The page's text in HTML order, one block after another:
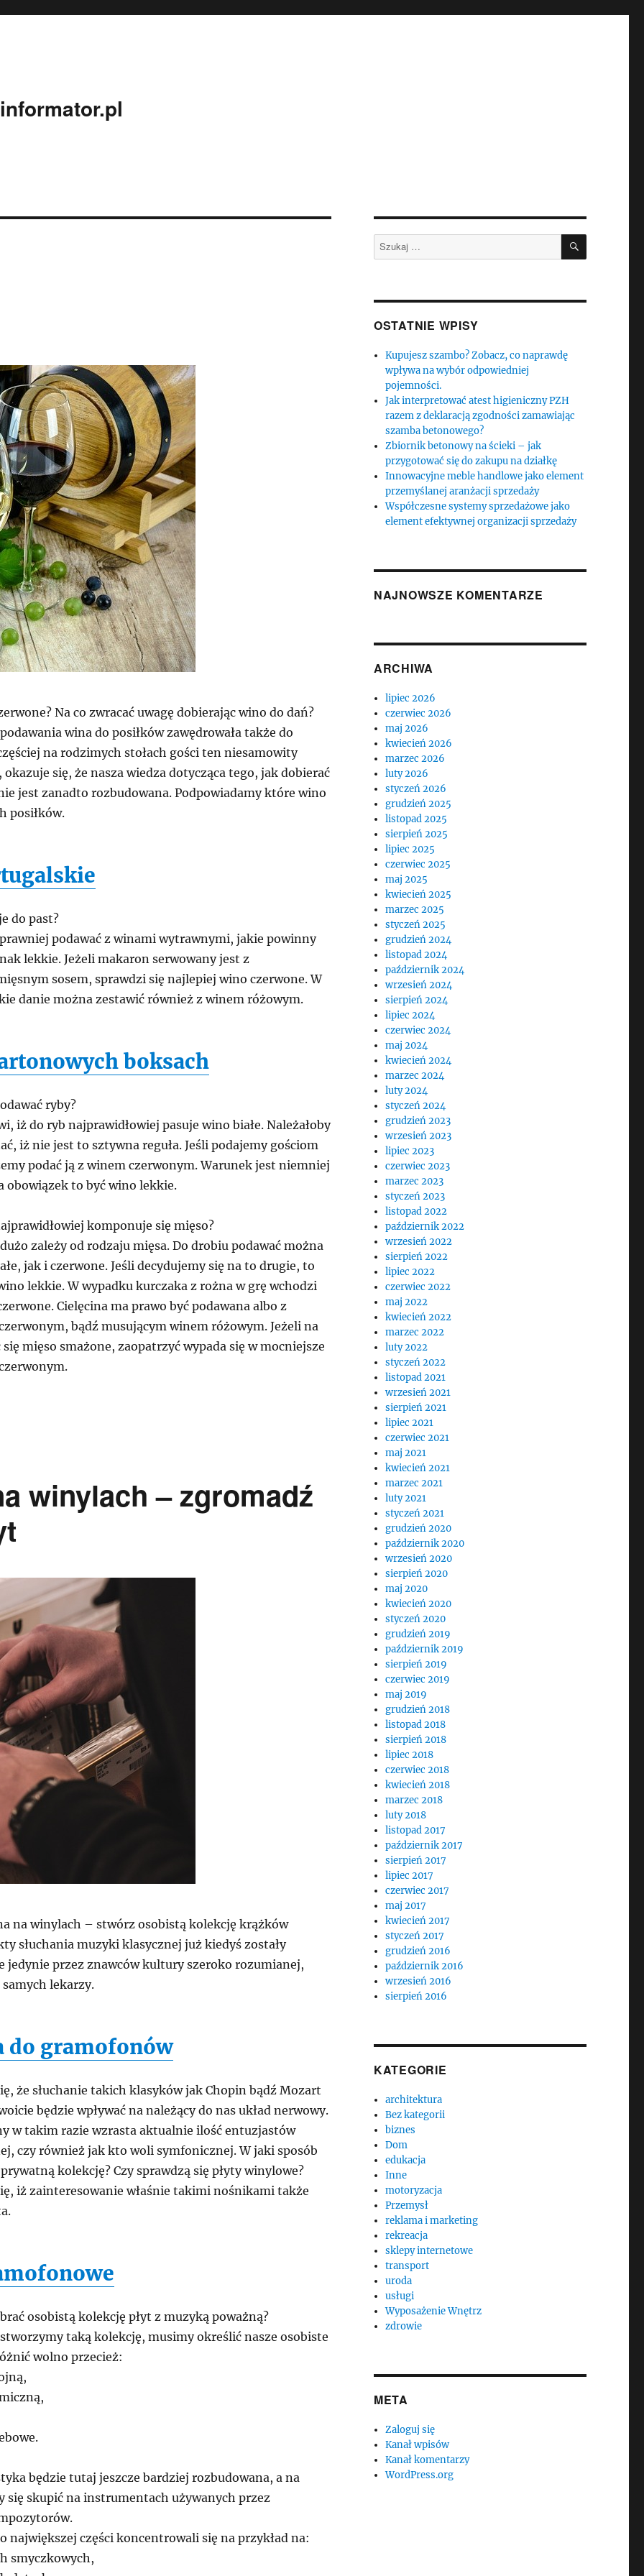
Na co zwracać uwagę dobierając wino do dań?
wina do posiłków zawędrowała także do
na rodzimych stołach gości ten niesamowity
się, że nasza wiedza dotycząca tego, jak dobierać
jest zanadto rozbudowana. Podpowiadamy które wino
posiłków.
do past?
podawać z winami wytrawnymi, jakie powinny
lekkie. Jeżeli makaron serwowany jest z
sosem, sprawdzi się najlepiej wino czerwone. W
danie można zestawić również z winem różowym.
boksach
ryby?
iż do ryb najprawidłowiej pasuje wino białe. Należałoby
iż nie jest to sztywna reguła. Jeśli podajemy gościom
podać ją z winem czerwonym. Warunek jest niemniej
obowiązek to być wino lekkie.
komponuje się mięso?
zależy od rodzaju mięsa. Do drobiu podawać można
jak i czerwone. Jeśli decydujemy się na to drugie, to
lekkie. W wypadku kurczaka z rożna w grę wchodzi
Cielęcina ma prawo być podawana albo z
bądź musującym winem różowym. Jeżeli na
mięso smażone, zaopatrzyć wypada się w mocniejsze
winylach – zgromadź
na winylach – stwórz osobistą kolekcję krążków
słuchania muzyki klasycznej już kiedyś zostały
jedynie przez znawców kultury szeroko rozumianej,
lekarzy.
do gramofonów
że słuchanie takich klasyków jak Chopin bądź Mozart
będzie wpływać na należący do nas układ nerwowy.
w takim razie wzrasta aktualnie ilość entuzjastów
czy również jak kto woli symfonicznej. W jaki sposób
kolekcję? Czy sprawdzą się płyty winylowe?
iż zainteresowanie właśnie takimi nośnikami także
osobistą kolekcję płyt z muzyką poważną?
taką kolekcję, musimy określić nasze osobiste
wolno przecież:
będzie tutaj jeszcze bardziej rozbudowana, a na
się skupić na instrumentach używanych przez
największej części koncentrowali się na przykład na:
smyczkowych,
Szukaj: SZUKAJ
OSTATNIE WPISY
Kupujesz szambo? Zobacz, co naprawdę
wpływa na wybór odpowiedniej
pojemności.
Jak interpretować atest higieniczny PZH
razem z deklaracją zgodności zamawiając
szamba betonowego?
Zbiornik betonowy na ścieki – jak
przygotować się do zakupu na działkę
Innowacyjne meble handlowe jako element
przemyślanej aranżacji sprzedaży
Współczesne systemy sprzedażowe jako
element efektywnej organizacji sprzedaży
NAJNOWSZE KOMENTARZE
ARCHIWA
lipiec 2026
czerwiec 2026
maj 2026
kwiecień 2026
marzec 2026
luty 2026
styczeń 2026
grudzień 2025
listopad 2025
sierpień 2025
lipiec 2025
czerwiec 2025
maj 2025
kwiecień 2025
marzec 2025
styczeń 2025
grudzień 2024
listopad 2024
październik 2024
wrzesień 2024
sierpień 2024
lipiec 2024
czerwiec 2024
maj 2024
kwiecień 2024
marzec 2024
luty 2024
styczeń 2024
grudzień 2023
wrzesień 2023
lipiec 2023
czerwiec 2023
marzec 2023
styczeń 2023
listopad 2022
październik 2022
wrzesień 2022
sierpień 2022
lipiec 2022
czerwiec 2022
maj 2022
kwiecień 2022
marzec 2022
luty 2022
styczeń 2022
listopad 2021
wrzesień 2021
sierpień 2021
lipiec 2021
czerwiec 2021
maj 2021
kwiecień 2021
marzec 2021
luty 2021
styczeń 2021
grudzień 2020
październik 2020
wrzesień 2020
sierpień 2020
maj 2020
kwiecień 2020
styczeń 2020
grudzień 2019
październik 2019
sierpień 2019
czerwiec 2019
maj 2019
grudzień 2018
listopad 2018
sierpień 2018
lipiec 2018
czerwiec 2018
kwiecień 2018
marzec 2018
luty 2018
listopad 2017
październik 2017
sierpień 2017
lipiec 2017
czerwiec 2017
maj 2017
kwiecień 2017
styczeń 2017
grudzień 2016
październik 2016
wrzesień 2016
sierpień 2016
KATEGORIE
architektura
Bez kategorii
biznes
Dom
edukacja
Inne
motoryzacja
Przemysł
reklama i marketing
rekreacja
sklepy internetowe
transport
uroda
usługi
Wyposażenie Wnętrz
zdrowie
META
Zaloguj się
Kanał wpisów
Kanał komentarzy
WordPress.org